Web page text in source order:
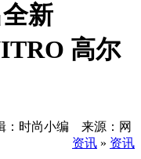
新
高尔
：时尚小编 来源：网
资讯 » 资讯